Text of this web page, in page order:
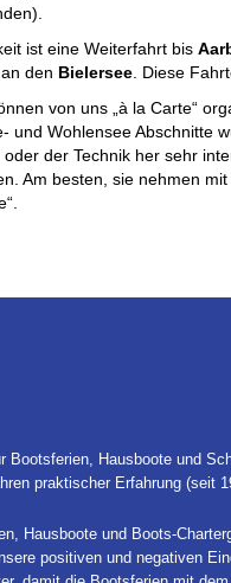
ist eine Weiterfahrt bis
den Bielersee . Diese
von uns „à la Carte“
und Wohlensee Abschnitte
der Technik her sehr
Am besten, sie nehmen
Bootsferien, Hausboote und
praktischer Erfahrung (seit
Hausboote und Boots-
positiven und negativen